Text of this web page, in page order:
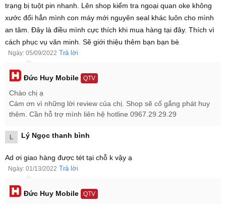
Điện thoại Xiaomi Poco F3 có thiết kế khá giống với người đồng đội
Xiaomi Redmi K40. Ngoại hình trẻ trung với mặt lưng có nét cắt rất
đẹp mắt và cụm camera được bo tròn vuông góc độc đáo. Với 3
tùy chọn màu sắc rất được lòng người dùng hiện tại: đen, trắng,
xanh dương.
trạng bị tuột pin nhanh. Lên shop kiểm tra ngoại quan oke không
xước đổi hẳn mình con máy mới nguyên seal khác luôn cho mình
an tâm. Đây là điều mình cực thích khi mua hàng tại đây. Thích vì
cách phục vụ văn minh. Sẽ giới thiệu thêm bạn bạn bè
Ngày: 05/09/2022 Trả lời
Đức Huy Mobile QTV
Chào chị ạ
Cám ơn vì những lời review của chị. Shop sẽ cố gắng phát huy
thêm. Cần hỗ trợ mình liên hệ hotline 0967.29.29.29
L Lý Ngọc thanh bình
Ad ơi giao hàng được tét tại chỗ k vậy ạ
Ngày: 01/13/2022 Trả lời
Đức Huy Mobile QTV